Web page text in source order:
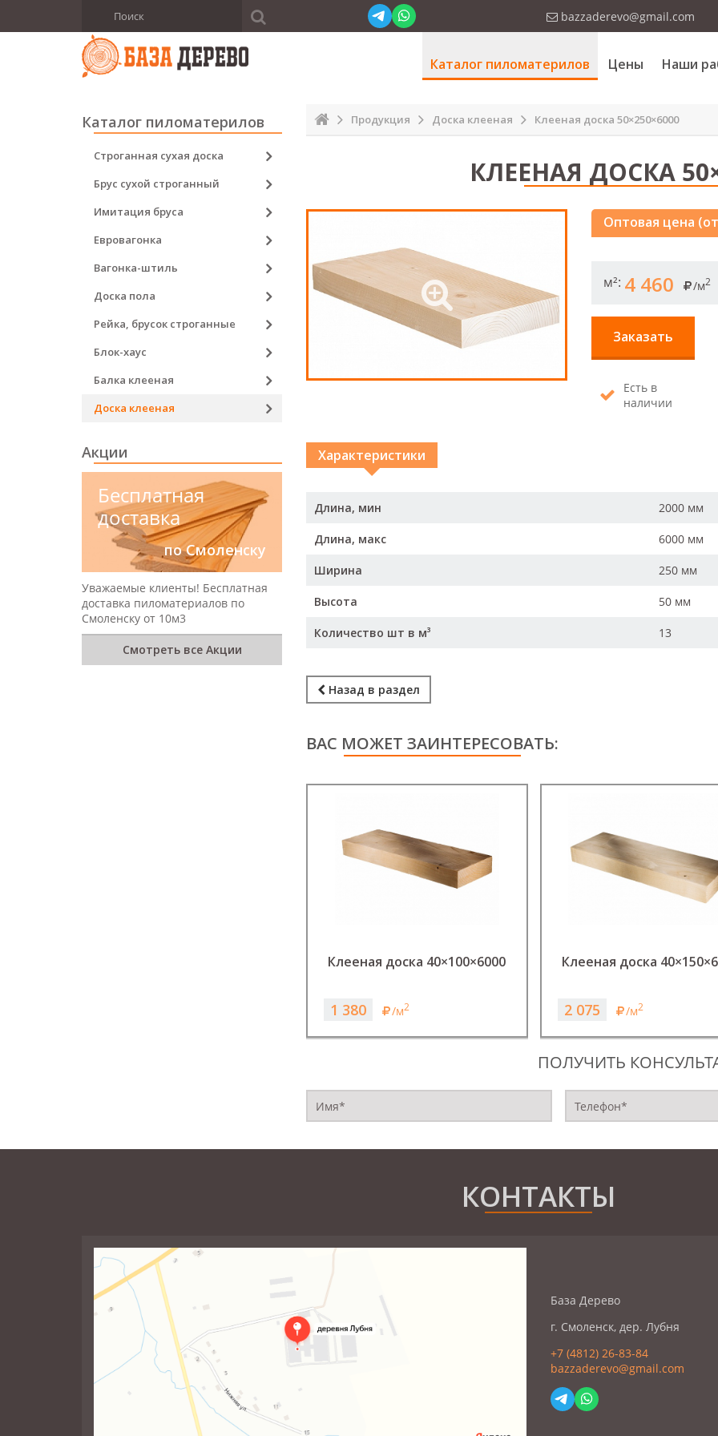
bazzaderevo@gmail.com
Каталог пиломатерилов Цены Наши
Продукция Доска клееная Клееная доска 50×250×6000
КЛЕЕНАЯ ДОСКА
Оптовая цена
м²: 4 460 /м2
Заказать
Есть в
наличии
Характеристики
Длина, мин 2000 мм
Длина, макс 6000 мм
Ширина 250 мм
Высота 50 мм
Количество шт в м³ 13
Назад в раздел
ВАС МОЖЕТ ЗАИНТЕРЕСОВАТЬ:
Клееная доска 40×100×6000
1 380 /м2
Клееная доска
2 075 /м2
ПОЛУЧИТЬ
Каталог пиломатерилов
Строганная сухая доска
Брус сухой строганный
Имитация бруса
Евровагонка
Вагонка-штиль
Доска пола
Рейка, брусок строганные
Блок-хаус
Балка клееная
Доска клееная
Акции
Бесплатная
доставка
по Смоленску
Уважаемые клиенты! Бесплатная
доставка пиломатериалов по
Смоленску от 10м3
Смотреть все Акции
КОНТАКТЫ
База Дерево
г. Смоленск, дер. Лубня
+7 (4812) 26-83-84
bazzaderevo@gmail.com